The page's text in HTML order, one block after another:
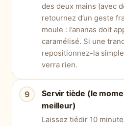
des deux mains (avec
retournez d’un geste
moule : l’ananas doit
caramélisé. Si une
repositionnez-la
verra rien.
Servir tiède (le
meilleur)
Laissez tiédir 10